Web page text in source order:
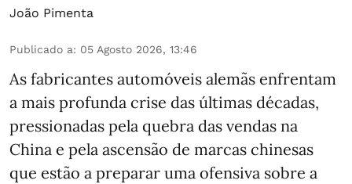
João Pimenta
Publicado a: 05 Agosto 2026, 13:46
As fabricantes automóveis alemãs enfrentam
a mais profunda crise das últimas décadas,
pressionadas pela quebra das vendas na
China e pela ascensão de marcas chinesas
que estão a preparar uma ofensiva sobre a